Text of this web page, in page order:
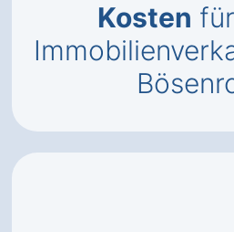
Kosten